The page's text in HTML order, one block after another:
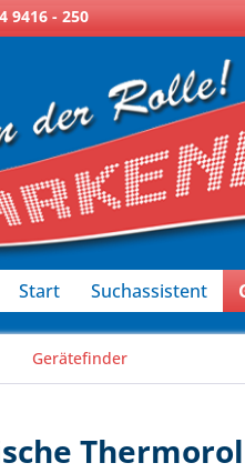
9416 - 250
Start Suchassistent
Gerätefinder